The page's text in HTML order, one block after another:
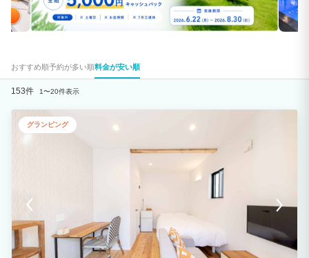
おすすめ順予約が多い順料金が安い順
153件 1〜20件表示
グランピング